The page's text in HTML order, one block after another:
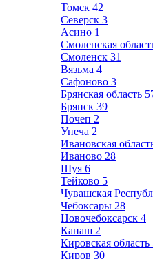
Томск 42
Северск 3
Асино 1
Смоленская
Смоленск 31
Вязьма 4
Сафоново 3
Брянская область
Брянск 39
Почеп 2
Унеча 2
Ивановская
Иваново 28
Шуя 6
Тейково 5
Чувашская
Чебоксары 28
Новочебоксарск 4
Канаш 2
Кировская область
Киров 30